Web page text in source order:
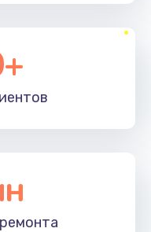
ремонта